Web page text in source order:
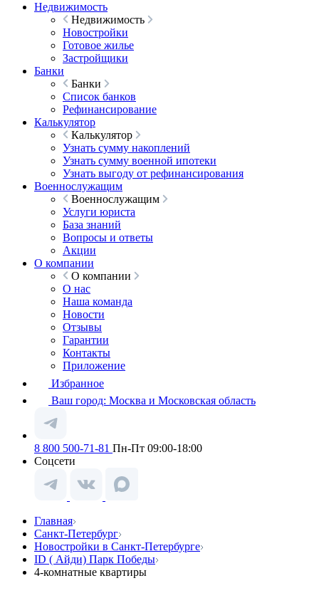
Недвижимость
Недвижимость
Новостройки
Готовое жилье
Застройщики
Банки
Банки
Список банков
Рефинансирование
Калькулятор
Калькулятор
Узнать сумму накоплений
Узнать сумму военной ипотеки
Узнать выгоду от рефинансирования
Военнослужащим
Военнослужащим
Услуги юриста
База знаний
Вопросы и ответы
Акции
О компании
О компании
О нас
Наша команда
Новости
Отзывы
Гарантии
Контакты
Приложение
Избранное
Ваш город: Москва и Московская область
8 800 500-71-81 Пн-Пт 09:00-18:00
Соцсети
Главная
Санкт-Петербург
Новостройки в Санкт-Петербурге
ID ( Айди) Парк Победы
4-комнатные квартиры